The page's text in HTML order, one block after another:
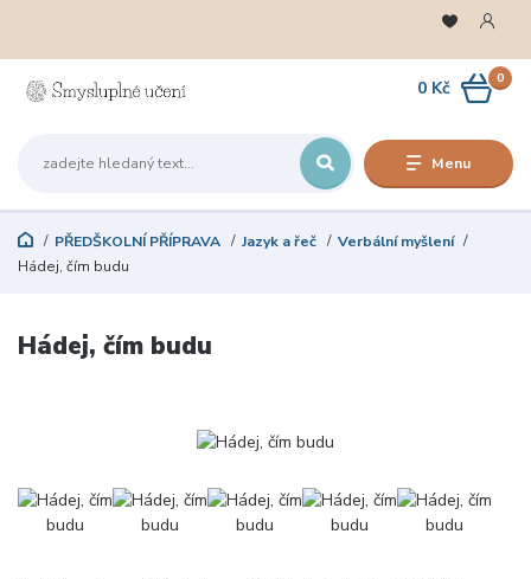
Menu
0
0 Kč
PŘEDŠKOLNÍ PŘÍPRAVA Jazyk a řeč
Verbální myšlení
Hádej, čím budu
Hádej, čím budu